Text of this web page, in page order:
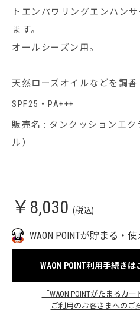
トエンパワリングエンハン
ます。
オールシーズン用。
天然ローズオイルなどを調香
SPF25・PA+++
販売名 : タンクッションエク
ル）
￥8,030 (税込)
WAON POINTが貯まる・使
WAON POINT利用手続きは
「WAON POINTがたまるカ
ご利用のお客さまへのご